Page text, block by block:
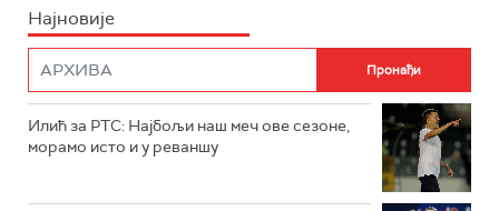
Најновије
Илић за РТС: Најбољи наш меч ове сезоне,
морамо исто и у реваншу